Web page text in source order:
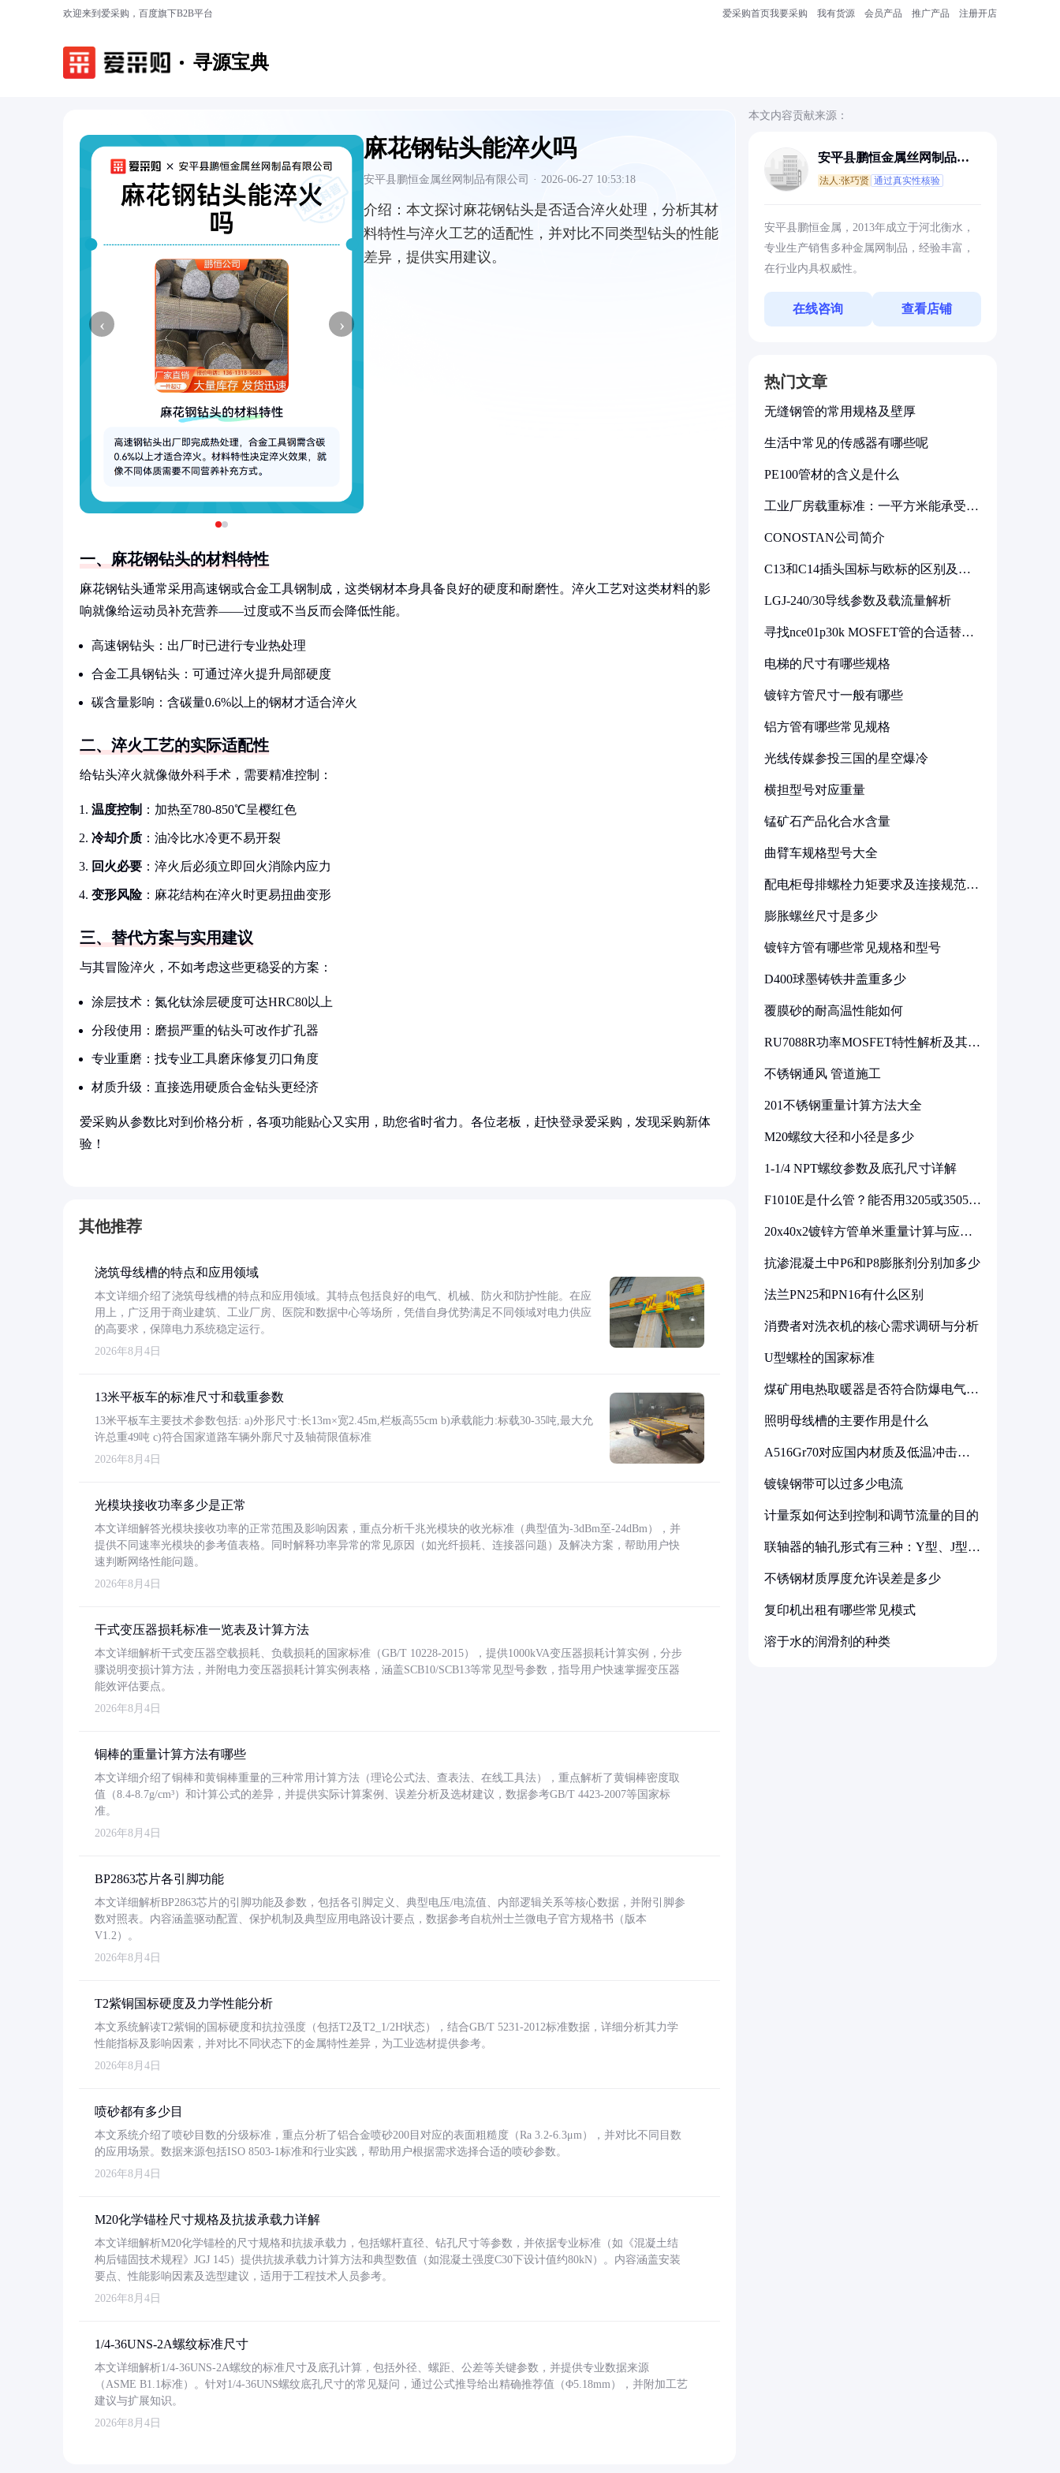
欢迎来到爱采购，百度旗下B2B平台 爱采购首页我要采购 我有货源 会员产品 推广产品 注册开店
寻源宝典
‹ ›
麻花钢钻头能淬火吗
安平县鹏恒金属丝网制品有限公司 · 2026-06-27 10:53:18
介绍： 本文探讨麻花钢钻头是否适合淬火处理，分析其材
料特性与淬火工艺的适配性，并对比不同类型钻头的性能
差异，提供实用建议。
一、麻花钢钻头的材料特性
麻花钢钻头通常采用高速钢或合金工具钢制成，这类钢材本身具备良好的硬度和耐磨性。淬火工艺对这类材料的影
响就像给运动员补充营养——过度或不当反而会降低性能。
高速钢钻头：出厂时已进行专业热处理
合金工具钢钻头：可通过淬火提升局部硬度
碳含量影响：含碳量0.6%以上的钢材才适合淬火
二、淬火工艺的实际适配性
给钻头淬火就像做外科手术，需要精准控制：
温度控制 ：加热至780-850℃呈樱红色
冷却介质 ：油冷比水冷更不易开裂
回火必要 ：淬火后必须立即回火消除内应力
变形风险：麻花结构在淬火时更易扭曲变形
三、替代方案与实用建议
与其冒险淬火，不如考虑这些更稳妥的方案：
涂层技术：氮化钛涂层硬度可达HRC80以上
分段使用：磨损严重的钻头可改作扩孔器
专业重磨：找专业工具磨床修复刃口角度
材质升级：直接选用硬质合金钻头更经济
爱采购从参数比对到价格分析，各项功能贴心又实用，助您省时省力。各位老板，赶快登录爱采购，发现采购新体
验！
其他推荐
浇筑母线槽的特点和应用领域
本文详细介绍了浇筑母线槽的特点和应用领域。其特点包括良好的电气、机械、防火和防护性能。在应
用上，广泛用于商业建筑、工业厂房、医院和数据中心等场所，凭借自身优势满足不同领域对电力供应
的高要求，保障电力系统稳定运行。
2026年8月4日
13米平板车的标准尺寸和载重参数
13米平板车主要技术参数包括: a)外形尺寸:长13m×宽2.45m,栏板高55cm b)承载能力:标载30-35吨,最大允
许总重49吨 c)符合国家道路车辆外廓尺寸及轴荷限值标准
2026年8月4日
光模块接收功率多少是正常
本文详细解答光模块接收功率的正常范围及影响因素，重点分析千兆光模块的收光标准（典型值为-3dBm至-24dBm），并
提供不同速率光模块的参考值表格。同时解释功率异常的常见原因（如光纤损耗、连接器问题）及解决方案，帮助用户快
速判断网络性能问题。
2026年8月4日
干式变压器损耗标准一览表及计算方法
本文详细解析干式变压器空载损耗、负载损耗的国家标准（GB/T 10228-2015），提供1000kVA变压器损耗计算实例，分步
骤说明变损计算方法，并附电力变压器损耗计算实例表格，涵盖SCB10/SCB13等常见型号参数，指导用户快速掌握变压器
能效评估要点。
2026年8月4日
铜棒的重量计算方法有哪些
本文详细介绍了铜棒和黄铜棒重量的三种常用计算方法（理论公式法、查表法、在线工具法），重点解析了黄铜棒密度取
值（8.4-8.7g/cm³）和计算公式的差异，并提供实际计算案例、误差分析及选材建议，数据参考GB/T 4423-2007等国家标
准。
2026年8月4日
BP2863芯片各引脚功能
本文详细解析BP2863芯片的引脚功能及参数，包括各引脚定义、典型电压/电流值、内部逻辑关系等核心数据，并附引脚参
数对照表。内容涵盖驱动配置、保护机制及典型应用电路设计要点，数据参考自杭州士兰微电子官方规格书（版本
V1.2）。
2026年8月4日
T2紫铜国标硬度及力学性能分析
本文系统解读T2紫铜的国标硬度和抗拉强度（包括T2及T2_1/2H状态），结合GB/T 5231-2012标准数据，详细分析其力学
性能指标及影响因素，并对比不同状态下的金属特性差异，为工业选材提供参考。
2026年8月4日
喷砂都有多少目
本文系统介绍了喷砂目数的分级标准，重点分析了铝合金喷砂200目对应的表面粗糙度（Ra 3.2-6.3μm），并对比不同目数
的应用场景。数据来源包括ISO 8503-1标准和行业实践，帮助用户根据需求选择合适的喷砂参数。
2026年8月4日
M20化学锚栓尺寸规格及抗拔承载力详解
本文详细解析M20化学锚栓的尺寸规格和抗拔承载力，包括螺杆直径、钻孔尺寸等参数，并依据专业标准（如《混凝土结
构后锚固技术规程》JGJ 145）提供抗拔承载力计算方法和典型数值（如混凝土强度C30下设计值约80kN）。内容涵盖安装
要点、性能影响因素及选型建议，适用于工程技术人员参考。
2026年8月4日
1/4-36UNS-2A螺纹标准尺寸
本文详细解析1/4-36UNS-2A螺纹的标准尺寸及底孔计算，包括外径、螺距、公差等关键参数，并提供专业数据来源
（ASME B1.1标准）。针对1/4-36UNS螺纹底孔尺寸的常见疑问，通过公式推导给出精确推荐值（Φ5.18mm），并附加工艺
建议与扩展知识。
2026年8月4日
本文内容贡献来源：
安平县鹏恒金属丝网制品有
法人:张巧贤 通过真实性核验
安平县鹏恒金属，2013年成立于河北衡水，
专业生产销售多种金属网制品，经验丰富，
在行业内具权威性。
在线咨询 查看店铺
热门文章
无缝钢管的常用规格及壁厚
生活中常见的传感器有哪些呢
PE100管材的含义是什么
工业厂房载重标准：一平方米能承受多
CONOSTAN公司简介
C13和C14插头国标与欧标的区别及其
LGJ-240/30导线参数及载流量解析
寻找nce01p30k MOSFET管的合适替代
电梯的尺寸有哪些规格
镀锌方管尺寸一般有哪些
铝方管有哪些常见规格
光线传媒参投三国的星空爆冷
横担型号对应重量
锰矿石产品化合水含量
曲臂车规格型号大全
配电柜母排螺栓力矩要求及连接规范详
膨胀螺丝尺寸是多少
镀锌方管有哪些常见规格和型号
D400球墨铸铁井盖重多少
覆膜砂的耐高温性能如何
RU7088R功率MOSFET特性解析及其在
不锈钢通风 管道施工
201不锈钢重量计算方法大全
M20螺纹大径和小径是多少
1-1/4 NPT螺纹参数及底孔尺寸详解
F1010E是什么管？能否用3205或3505代
20x40x2镀锌方管单米重量计算与应用
抗渗混凝土中P6和P8膨胀剂分别加多少
法兰PN25和PN16有什么区别
消费者对洗衣机的核心需求调研与分析
U型螺栓的国家标准
煤矿用电热取暖器是否符合防爆电气设
照明母线槽的主要作用是什么
A516Gr70对应国内材质及低温冲击要
镀镍钢带可以过多少电流
计量泵如何达到控制和调节流量的目的
联轴器的轴孔形式有三种：Y型、J型、
不锈钢材质厚度允许误差是多少
复印机出租有哪些常见模式
溶于水的润滑剂的种类